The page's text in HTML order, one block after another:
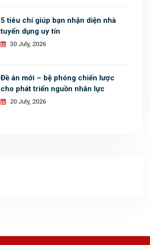
5 tiêu chí giúp bạn nhận diện nhà
tuyển dụng uy tín
30 July, 2026
Đề án mới – bệ phóng chiến lược
cho phát triển nguồn nhân lực
20 July, 2026